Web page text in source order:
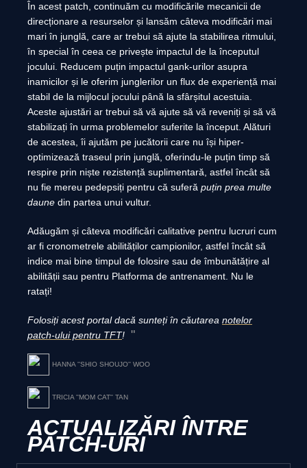
În acest patch, continuăm cu modificările mecanicii de
direcționare a resurselor și lansăm câteva modificări mai
mari în junglă, care ar trebui să ajute la stabilirea ritmului,
în special în ceea ce privește impactul de la începutul
jocului. Reducem puțin impactul gank-urilor asupra
inamicilor și le oferim junglerilor un flux de experiență mai
stabil de la mijlocul jocului până la sfârșitul acestuia.
Aceste ajustări ar trebui să vă ajute să vă reveniți și să vă
stabilizați în urma problemelor suferite la început. Alături
de acestea, îi ajutăm pe jucătorii care nu își hiper-
optimizează traseul prin junglă, oferindu-le puțin timp să
respire prin niște rezistență suplimentară, astfel încât să
nu fie mereu pedepsiți pentru că suferă puțin prea multe
daune din partea unui vultur.
Adăugăm și câteva modificări calitative pentru lucruri cum
ar fi cronometrele abilităților campionilor, astfel încât să
indice mai bine timpul de folosire sau de îmbunătățire al
abilității sau pentru Platforma de antrenament. Nu le
ratați!
Folosiți acest portal dacă sunteți în căutarea notelor
patch-ului pentru TFT!
HANNA ''SHIO SHOUJO'' WOO
TRICIA ''MOM CAT'' TAN
ACTUALIZĂRI ÎNTRE
PATCH-URI